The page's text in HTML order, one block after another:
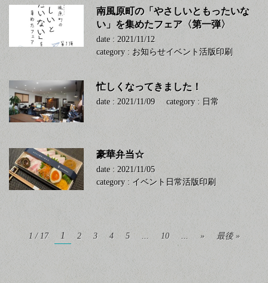
南風原町の「やさしいともったいな
い」を集めたフェア〈第一弾〉
date : 2021/11/12
category : お知らせイベント活版印刷
忙しくなってきました！
date : 2021/11/09 category : 日常
豪華弁当☆
date : 2021/11/05
category : イベント 日常活版印刷
1 / 17 1 2 3 4 5 ... 10 ... » 最後 »